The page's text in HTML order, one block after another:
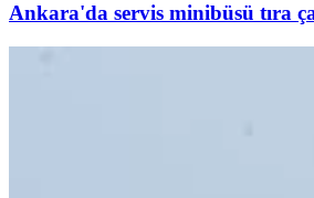
Ankara'da servis minibüsü tıra